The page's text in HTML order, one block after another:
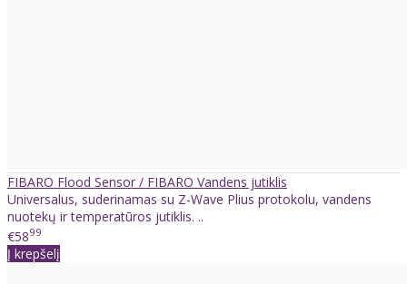
FIBARO Flood Sensor / FIBARO Vandens jutiklis
Universalus, suderinamas su Z-Wave Plius protokolu, vandens
nuotekų ir temperatūros jutiklis. ..
€5899
Į krepšelį